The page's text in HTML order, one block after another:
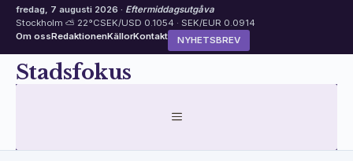
fredag, 7 augusti 2026 · Eftermiddagsutgåva
Stockholm ⛅ 22°CSEK/USD 0.1054 · SEK/EUR 0.0914
Om ossRedaktionenKällorKontakt NYHETSBREV
HoppaStadsfokus
MENY